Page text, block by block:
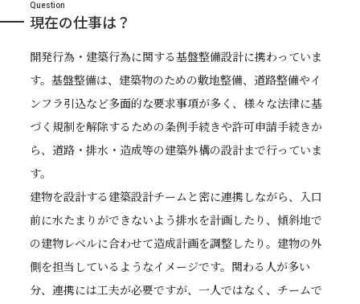
Question
現在の仕事は？
開発行為・建築行為に関する基盤整備設計に携わっていま
す。基盤整備は、建築物のための敷地整備、道路整備やイ
ンフラ引込など多面的な要求事項が多く、様々な法律に基
づく規制を解除するための条例手続きや許可申請手続きか
ら、道路・排水・造成等の建築外構の設計まで行っていま
す。
建物を設計する建築設計チームと密に連携しながら、入口
前に水たまりができないよう排水を計画したり、傾斜地で
の建物レベルに合わせて造成計画を調整したり。建物の外
側を担当しているようなイメージです。関わる人が多い
分、連携には工夫が必要ですが、一人ではなく、チームで